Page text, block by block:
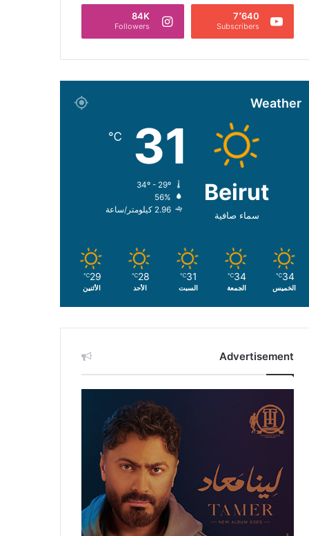
7٬640
Subscribers
84K
Followers
Weather
Beirut
سماء صافية
31
℃
56%
2.96 كيلومتر/ساعة
34
℃
الخميس
34
℃
الجمعة
31
℃
السبت
28
℃
الأحد
29
℃
الأثنين
Advertisement